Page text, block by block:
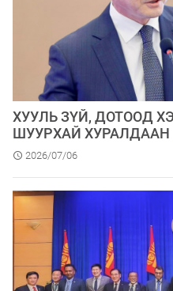
ХУУЛЬ ЗҮЙ, ДОТООД
ШУУРХАЙ
2026/07/06